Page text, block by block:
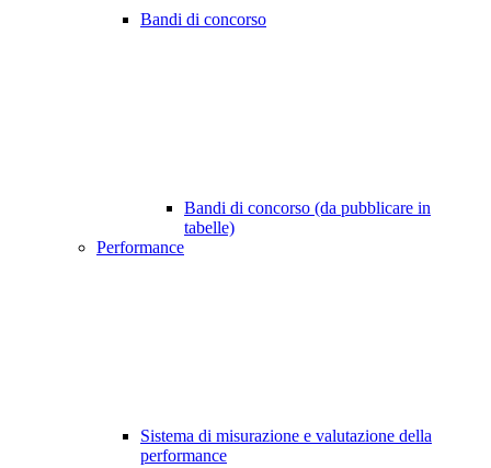
Bandi di concorso
Bandi di concorso (da pubblicare in
tabelle)
Performance
Sistema di misurazione e valutazione della
performance